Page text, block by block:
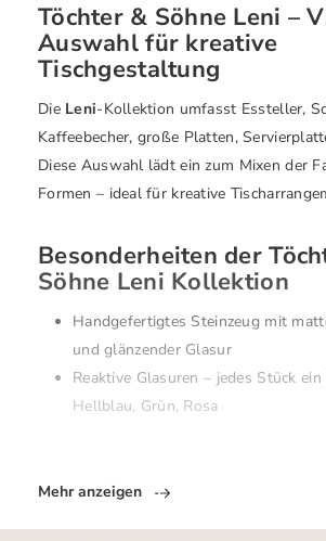
Töchter & Söhne Leni –
Auswahl für kreative
Tischgestaltung
Die Leni-Kollektion umfasst Essteller,
Kaffeebecher, große Platten,
Diese Auswahl lädt ein zum Mixen der
Formen – ideal für kreative
Besonderheiten der
Söhne Leni Kollektion
Handgefertigtes Steinzeug mit
und glänzender Glasur
Reaktive Glasuren – jedes Stück
Hellblau, Grün, Rosa
Mehr anzeigen